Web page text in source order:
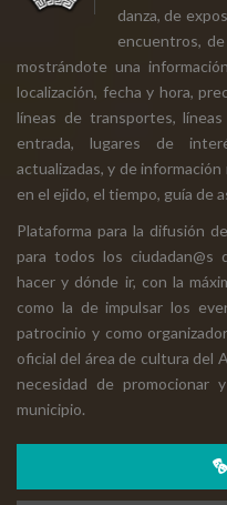
danza, de
encuentros,
mostrándote una
localización, fecha y hora,
líneas de transportes,
entrada, lugares de
actualizadas, y de
en el ejido, el tiempo, guía de
Plataforma para la difusión
para todos los
hacer y dónde ir, con la
como la de impulsar los
patrocinio y como
oficial del área de cultura del
necesidad de promocionar
municipio.